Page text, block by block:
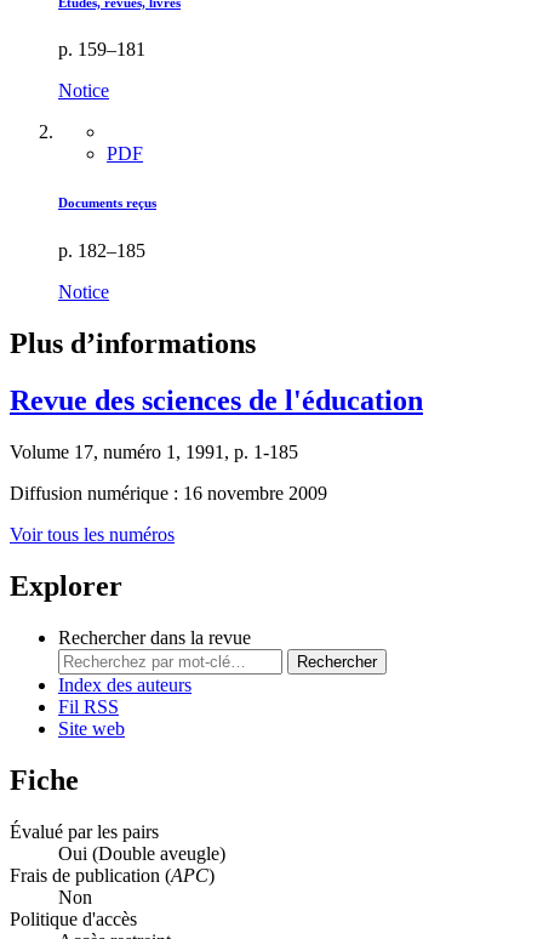
p. 159–181
Notice
PDF
Documents reçus
p. 182–185
Notice
Plus d’informations
Revue des sciences de l'éducation
Volume 17, numéro 1, 1991, p. 1-185
Diffusion numérique : 16 novembre 2009
Voir tous les numéros
Explorer
Rechercher dans la revue
Rechercher
Index des auteurs
Fil RSS
Site web
Fiche
Évalué par les pairs
Oui (Double aveugle)
Frais de publication (APC)
Non
Politique d'accès